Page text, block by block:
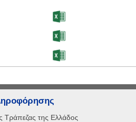
Τράπεζας της Ελλάδος